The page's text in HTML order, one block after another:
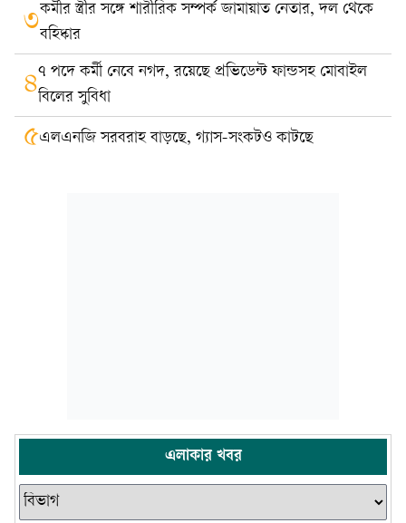
৩কর্মীর স্ত্রীর সঙ্গে শারীরিক সম্পর্ক জামায়াত নেতার, দল থেকে
বহিষ্কার
৪৭ পদে কর্মী নেবে নগদ, রয়েছে প্রভিডেন্ট ফান্ডসহ মোবাইল
বিলের সুবিধা
৫এলএনজি সরবরাহ বাড়ছে, গ্যাস-সংকটও কাটছে
এলাকার খবর